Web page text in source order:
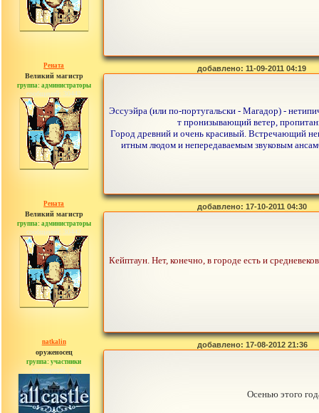
Рената
Великий магистр
группа: администраторы
сообщений: 30442
добавлено: 11-09-2011 04:19
Эссуэйра (или по-португальски - Магадор) -
т пронизывающий ветер,
Город древний и очень красивый. Встречающий
итным людом и непередаваемым звуковым
Рената
Великий магистр
группа: администраторы
сообщений: 30442
добавлено: 17-10-2011 04:30
Кейптаун. Нет, конечно, в городе есть и
natkalin
оруженосец
группа: участники
сообщений: 29
добавлено: 17-08-2012 21:36
Осенью этого